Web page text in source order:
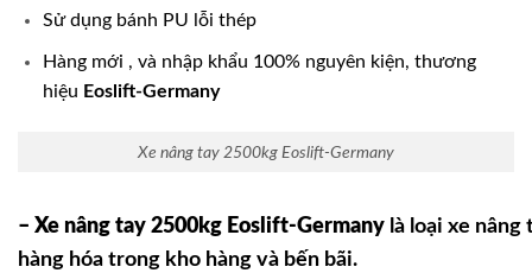
Sử dụng bánh PU lỗi thép
Hàng mới , và nhập khẩu 100% nguyên kiện, thương
hiệu Eoslift-Germany
Xe nâng tay 2500kg Eoslift-Germany
– Xe nâng tay 2500kg Eoslift-Germany là loại xe
hàng hóa trong kho hàng và bến bãi.